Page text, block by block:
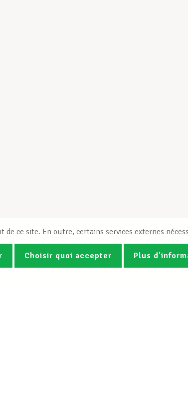
de ce site. En outre, certains services externes
Choisir quoi accepter Plus